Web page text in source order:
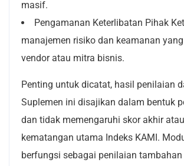
masif.
Pengamanan Keterlibatan Pihak
manajemen risiko dan keamanan
vendor atau mitra bisnis.
Penting untuk dicatat, hasil penilaian
Suplemen ini disajikan dalam bentuk
dan tidak memengaruhi skor akhir
kematangan utama Indeks KAMI.
berfungsi sebagai penilaian